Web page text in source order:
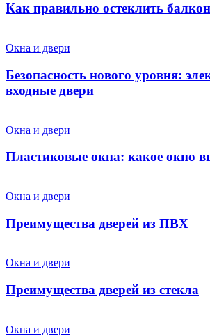
Как правильно остеклить
Окна и двери
Безопасность нового уровня:
входные двери
Окна и двери
Пластиковые окна: какое окно
Окна и двери
Преимущества дверей из ПВХ
Окна и двери
Преимущества дверей из стекла
Окна и двери